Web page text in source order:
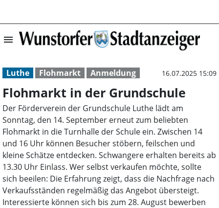
menu Flohmarkt in
Luthe Flohmarkt Anmeldung 16.07.2025 15:09
Flohmarkt in der Grundschule
Der Förderverein der Grundschule Luthe lädt am
Sonntag, den 14. September erneut zum beliebten
Flohmarkt in die Turnhalle der Schule ein. Zwischen 14
und 16 Uhr können Besucher stöbern, feilschen und
kleine Schätze entdecken. Schwangere erhalten bereits ab
13.30 Uhr Einlass. Wer selbst verkaufen möchte, sollte
sich beeilen: Die Erfahrung zeigt, dass die Nachfrage nach
Verkaufsständen regelmäßig das Angebot übersteigt.
Interessierte können sich bis zum 28. August bewerben